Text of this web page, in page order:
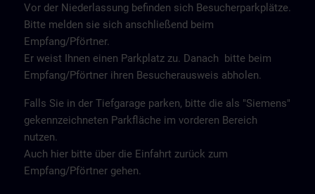
Vor der Niederlassung befinden sich Besucherparkplätze.
Bitte melden sie sich anschließend beim
Empfang/Pförtner.
Er weist Ihnen einen Parkplatz zu. Danach bitte beim
Empfang/Pförtner ihren Besucherausweis abholen.
Falls Sie in der Tiefgarage parken, bitte die als "Siemens"
gekennzeichneten Parkfläche im vorderen Bereich
nutzen.
Auch hier bitte über die Einfahrt zurück zum
Empfang/Pförtner gehen.